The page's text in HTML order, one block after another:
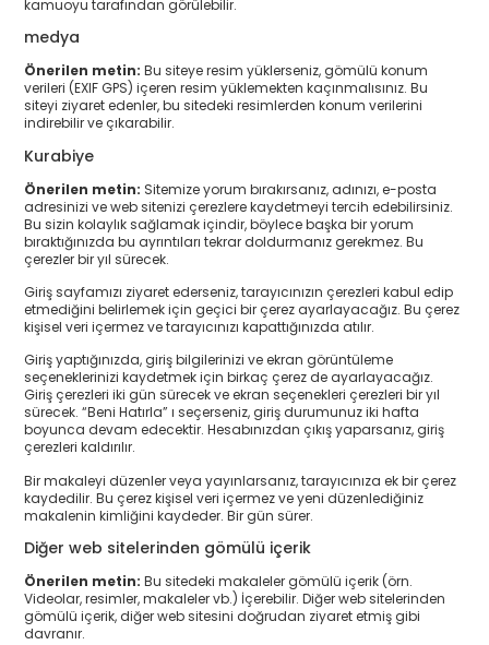
kamuoyu tarafından görülebilir.
medya
Önerilen metin: Bu siteye resim yüklerseniz, gömülü konum
verileri (EXIF GPS) içeren resim yüklemekten kaçınmalısınız. Bu
siteyi ziyaret edenler, bu sitedeki resimlerden konum verilerini
indirebilir ve çıkarabilir.
Kurabiye
Önerilen metin: Sitemize yorum bırakırsanız, adınızı, e-posta
adresinizi ve web sitenizi çerezlere kaydetmeyi tercih edebilirsiniz.
Bu sizin kolaylık sağlamak içindir, böylece başka bir yorum
bıraktığınızda bu ayrıntıları tekrar doldurmanız gerekmez. Bu
çerezler bir yıl sürecek.
Giriş sayfamızı ziyaret ederseniz, tarayıcınızın çerezleri kabul edip
etmediğini belirlemek için geçici bir çerez ayarlayacağız. Bu çerez
kişisel veri içermez ve tarayıcınızı kapattığınızda atılır.
Giriş yaptığınızda, giriş bilgilerinizi ve ekran görüntüleme
seçeneklerinizi kaydetmek için birkaç çerez de ayarlayacağız.
Giriş çerezleri iki gün sürecek ve ekran seçenekleri çerezleri bir yıl
sürecek. “Beni Hatırla” ı seçerseniz, giriş durumunuz iki hafta
boyunca devam edecektir. Hesabınızdan çıkış yaparsanız, giriş
çerezleri kaldırılır.
Bir makaleyi düzenler veya yayınlarsanız, tarayıcınıza ek bir çerez
kaydedilir. Bu çerez kişisel veri içermez ve yeni düzenlediğiniz
makalenin kimliğini kaydeder. Bir gün sürer.
Diğer web sitelerinden gömülü içerik
Önerilen metin: Bu sitedeki makaleler gömülü içerik (örn.
Videolar, resimler, makaleler vb.) İçerebilir. Diğer web sitelerinden
gömülü içerik, diğer web sitesini doğrudan ziyaret etmiş gibi
davranır.